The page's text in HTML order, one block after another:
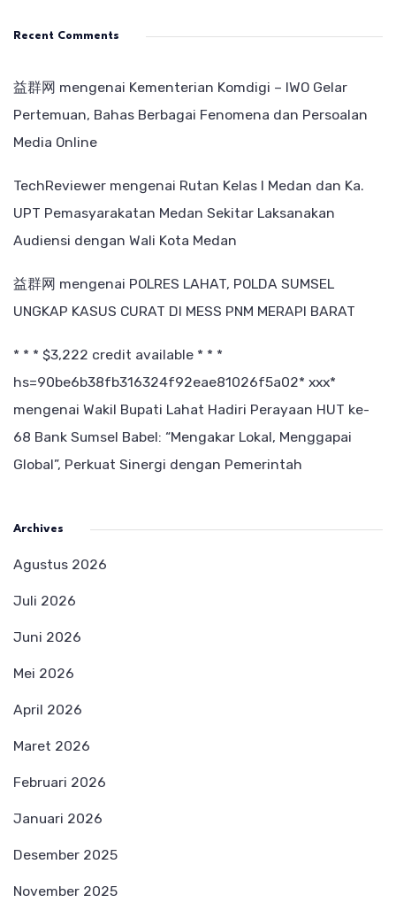
Recent Comments
益群网 mengenai Kementerian Komdigi – IWO Gelar
Pertemuan, Bahas Berbagai Fenomena dan Persoalan
Media Online
TechReviewer mengenai Rutan Kelas I Medan dan Ka.
UPT Pemasyarakatan Medan Sekitar Laksanakan
Audiensi dengan Wali Kota Medan
益群网 mengenai POLRES LAHAT, POLDA SUMSEL
UNGKAP KASUS CURAT DI MESS PNM MERAPI BARAT
* * * $3,222 credit available * * *
hs=90be6b38fb316324f92eae81026f5a02* ххх*
mengenai Wakil Bupati Lahat Hadiri Perayaan HUT ke-
68 Bank Sumsel Babel: “Mengakar Lokal, Menggapai
Global”, Perkuat Sinergi dengan Pemerintah
Archives
Agustus 2026
Juli 2026
Juni 2026
Mei 2026
April 2026
Maret 2026
Februari 2026
Januari 2026
Desember 2025
November 2025